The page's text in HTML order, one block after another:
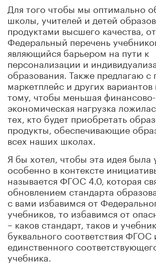
Для того чтобы мы оптимально
школы, учителей и детей
продуктами высшего качества,
Федеральный перечень
являющийся барьером на пути к
персонализации и
образования. Также предлагаю
маркетплейс и других
тому, чтобы меньшая финансово-
экономическая нагрузка
тех, кто будет приобретать
продукты, обеспечивающие
всех наших школах.
Я бы хотел, чтобы эта идея
особенно в контексте
называется ФГОС 4.0, которая
обновлением стандарта
с вами избавимся от
учебников, то избавимся от
– каков стандарт, таков и
буквального соответствия ФГОС
единственного
учебника.